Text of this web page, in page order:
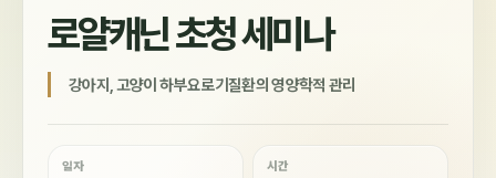
로얄캐닌 초청 세미나
강아지, 고양이 하부요로기질환의 영양학적 관리
일자 시간